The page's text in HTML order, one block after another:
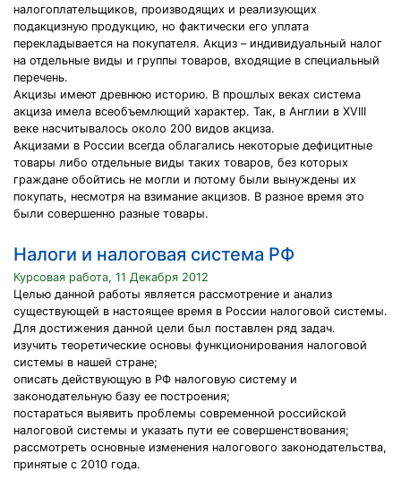
налогоплательщиков, производящих и реализующих
подакцизную продукцию, но фактически его уплата
перекладывается на покупателя. Акциз – индивидуальный налог
на отдельные виды и группы товаров, входящие в специальный
перечень.
Акцизы имеют древнюю историю. В прошлых веках система
акциза имела всеобъемлющий характер. Так, в Англии в XVIII
веке насчитывалось около 200 видов акциза.
Акцизами в России всегда облагались некоторые дефицитные
товары либо отдельные виды таких товаров, без которых
граждане обойтись не могли и потому были вынуждены их
покупать, несмотря на взимание акцизов. В разное время это
были совершенно разные товары.
Налоги и налоговая система РФ
Курсовая работа, 11 Декабря 2012
Целью данной работы является рассмотрение и анализ
существующей в настоящее время в России налоговой системы.
Для достижения данной цели был поставлен ряд задач.
изучить теоретические основы функционирования налоговой
системы в нашей стране;
описать действующую в РФ налоговую систему и
законодательную базу ее построения;
постараться выявить проблемы современной российской
налоговой системы и указать пути ее совершенствования;
рассмотреть основные изменения налогового законодательства,
принятые с 2010 года.